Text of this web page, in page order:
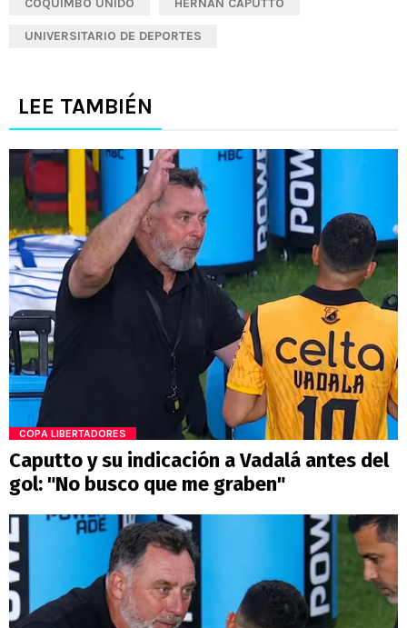
UNIVERSITARIO DE DEPORTES
LEE TAMBIÉN
COPA LIBERTADORES
Caputto y su indicación a Vadalá antes del
gol: "No busco que me graben"